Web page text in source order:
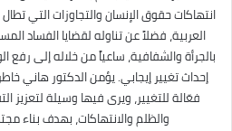
انتهاكات حقوق الإنسان والتجاوزات التي
العربية، فضلاً عن تناوله لقضايا الفساد
بالجرأة والشفافية، ساعياً من خلاله إلى
إحداث تغيير إيجابي. يؤمن الدكتور هاني
فعّالة للتغيير، ويرى فيها وسيلة لتعزيز
والظلم والانتهاكات، بهدف بناء